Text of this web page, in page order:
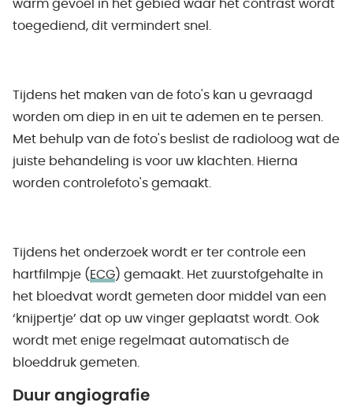
warm gevoel in het gebied waar het contrast wordt
toegediend, dit vermindert snel.
Tijdens het maken van de foto's kan u gevraagd
worden om diep in en uit te ademen en te persen.
Met behulp van de foto's beslist de radioloog wat de
juiste behandeling is voor uw klachten. Hierna
worden controlefoto's gemaakt.
Tijdens het onderzoek wordt er ter controle een
hartfilmpje ( ECG) gemaakt. Het zuurstofgehalte in
het bloedvat wordt gemeten door middel van een
‘knijpertje’ dat op uw vinger geplaatst wordt. Ook
wordt met enige regelmaat automatisch de
bloeddruk gemeten.
Duur angiografie